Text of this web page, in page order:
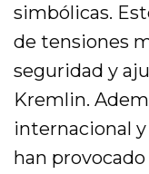
simbólicas.
de tensiones
seguridad y
Kremlin.
internacional
han